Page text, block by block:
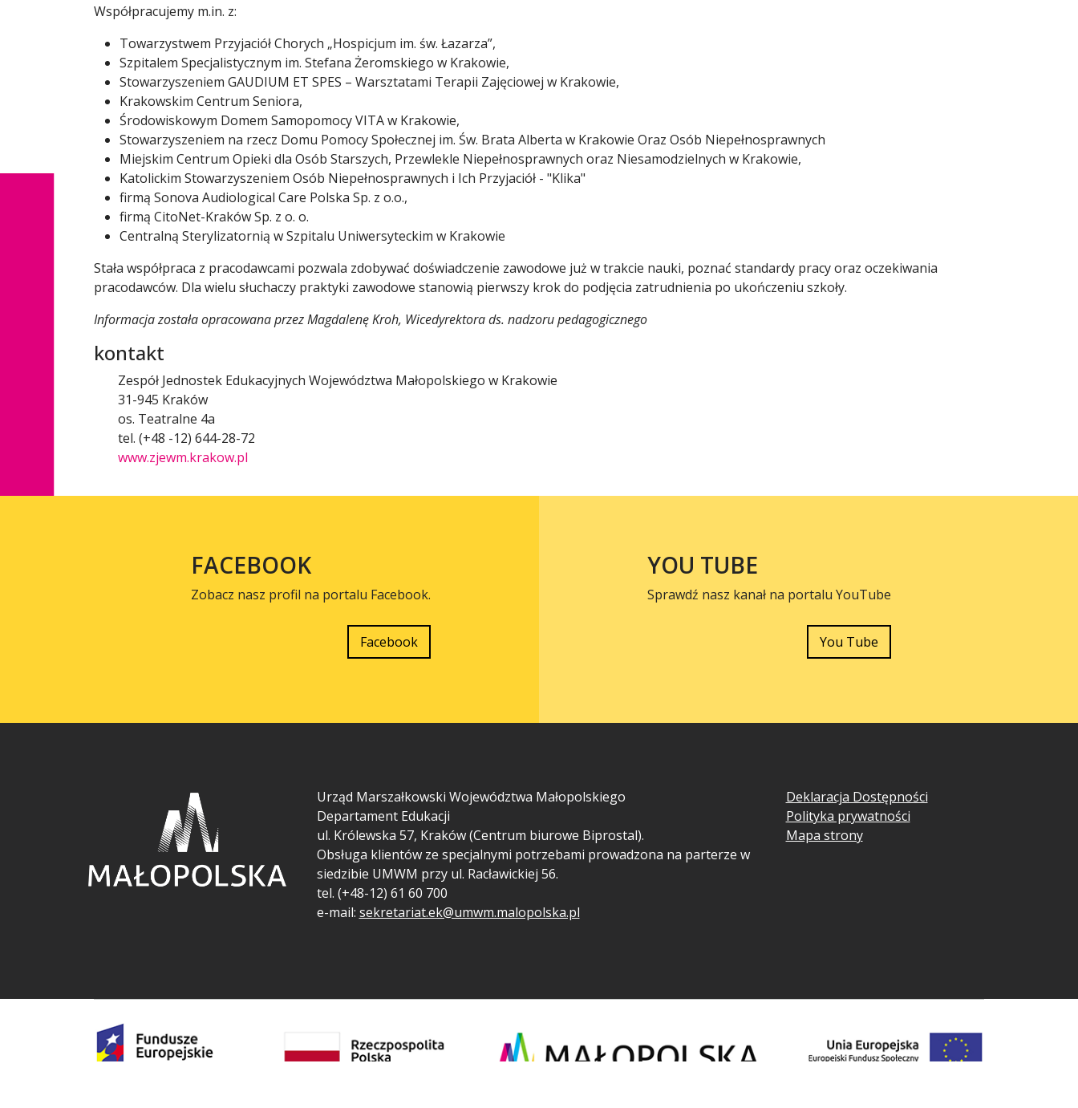
Współpracujemy m.in. z:
Towarzystwem Przyjaciół Chorych „Hospicjum im. św. Łazarza”,
Szpitalem Specjalistycznym im. Stefana Żeromskiego w Krakowie,
Stowarzyszeniem GAUDIUM ET SPES – Warsztatami Terapii Zajęciowej w Krakowie,
Krakowskim Centrum Seniora,
Środowiskowym Domem Samopomocy VITA w Krakowie,
Stowarzyszeniem na rzecz Domu Pomocy Społecznej im. Św. Brata Alberta w Krakowie Oraz Osób Niepełnosprawnych
Miejskim Centrum Opieki dla Osób Starszych, Przewlekle Niepełnosprawnych oraz Niesamodzielnych w Krakowie,
Katolickim Stowarzyszeniem Osób Niepełnosprawnych i Ich Przyjaciół - "Klika"
firmą Sonova Audiological Care Polska Sp. z o.o.,
firmą CitoNet-Kraków Sp. z o. o.
Centralną Sterylizatornią w Szpitalu Uniwersyteckim w Krakowie
Stała współpraca z pracodawcami pozwala zdobywać doświadczenie zawodowe już w trakcie nauki, poznać standardy pracy oraz oczekiwania
pracodawców. Dla wielu słuchaczy praktyki zawodowe stanowią pierwszy krok do podjęcia zatrudnienia po ukończeniu szkoły.
Informacja została opracowana przez Magdalenę Kroh, Wicedyrektora ds. nadzoru pedagogicznego
kontakt
Zespół Jednostek Edukacyjnych Województwa Małopolskiego w Krakowie
31-945 Kraków
os. Teatralne 4a
tel. (+48 -12) 644-28-72
www.zjewm.krakow.pl
FACEBOOK
Zobacz nasz profil na portalu Facebook.
Facebook
YOU TUBE
Sprawdź nasz kanał na portalu YouTube
You Tube
Urząd Marszałkowski Województwa Małopolskiego
Departament Edukacji
ul. Królewska 57, Kraków (Centrum biurowe Biprostal).
Obsługa klientów ze specjalnymi potrzebami prowadzona na parterze w
siedzibie UMWM przy ul. Racławickiej 56.
tel. (+48-12) 61 60 700
e-mail: sekretariat.ek@umwm.malopolska.pl
Deklaracja Dostępności
Polityka prywatności
Mapa strony